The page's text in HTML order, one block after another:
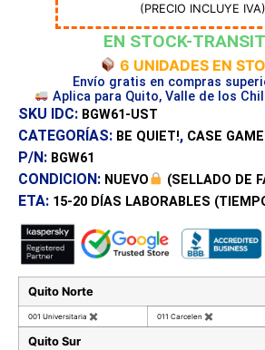
(PRECIO INCLUYE IVA)
EN STOCK-
6 UNIDADES EN
Envío gratis en compras
Aplica para Quito, Valle de los
SKU IDC: BGW61-UST
CATEGORÍAS: BE QUIET!, CASE
P/N: BGW61
CONDICION: NUEVO (SELLADO DE
ETA: 15-20 DÍAS LABORABLES
Quito Norte
001 Universitaria ✖ 011 Carcelen ✖
Quito Sur